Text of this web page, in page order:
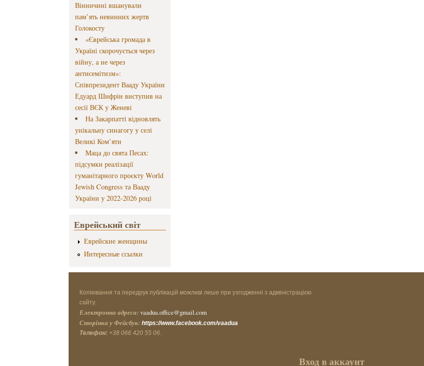
Вінничині вшанували
пам’ять невинних жертв
Голокосту
«Єврейська громада в
Україні скорочується через
війну, а не через
антисемітизм»:
Співпрезидент Вааду України
Едуард Шифрін виступив на
сесії ВЄК у Женеві
На Закарпатті відновлять
унікальну синагогу у селі
Великі Ком’яти
Маца до свята Песах:
підсумки реалізації
гуманітарного проєкту World
Jewish Congress та Вааду
України у 2022-2026 році
Еврейський світ
Еврейские женщины
Интересные ссылки
Копіювання та передрук публікацій можливі лише при узгодженні з адміністрацією
сайту.
Електронна адреса: vaadua.office@gmail.com
Сторінка у Фейсбук: https://www.facebook.com/vaadua
Телефон: +38 066 420 55 06.
Вход в аккаунт